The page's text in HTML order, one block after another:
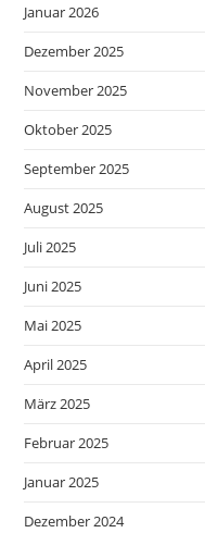
Januar 2026
Dezember 2025
November 2025
Oktober 2025
September 2025
August 2025
Juli 2025
Juni 2025
Mai 2025
April 2025
März 2025
Februar 2025
Januar 2025
Dezember 2024